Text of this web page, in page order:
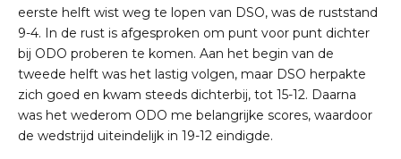
eerste helft wist weg te lopen van DSO, was de ruststand
9-4. In de rust is afgesproken om punt voor punt dichter
bij ODO proberen te komen. Aan het begin van de
tweede helft was het lastig volgen, maar DSO herpakte
zich goed en kwam steeds dichterbij, tot 15-12. Daarna
was het wederom ODO me belangrijke scores, waardoor
de wedstrijd uiteindelijk in 19-12 eindigde.